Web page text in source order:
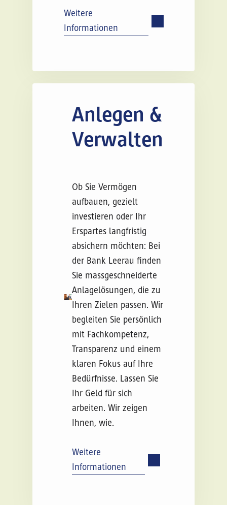
Nicht gefunden
wonach Sie
suchen?
Weitere
Informationen
Anlegen &
Verwalten
Ob Sie Vermögen
aufbauen, gezielt
investieren oder Ihr
Erspartes langfristig
absichern möchten: Bei
der Bank Leerau finden
Sie massgeschneiderte
Anlagelösungen, die zu
Ihren Zielen passen. Wir
begleiten Sie persönlich
mit Fachkompetenz,
Transparenz und einem
klaren Fokus auf Ihre
Bedürfnisse. Lassen Sie
Ihr Geld für sich
arbeiten. Wir zeigen
Ihnen, wie.
Weitere
Informationen